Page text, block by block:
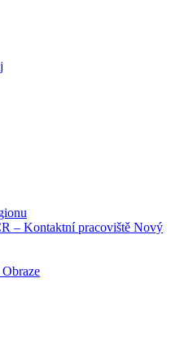
– Kontaktní pracoviště Nový